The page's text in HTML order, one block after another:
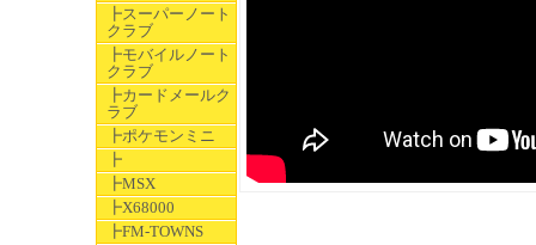
┣スーパーノート
クラブ
┣モバイルノート
クラブ
┣カードメールク
ラブ
┣ポケモンミニ
┣
┣MSX
┣X68000
┣FM-TOWNS